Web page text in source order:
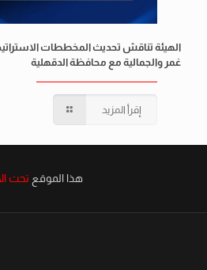
الهيئة تناقش تحديث المخططات
غمر والجمالية مع محافظة الدقهلية
إقرأ المزيد
هذا الموقع تحت